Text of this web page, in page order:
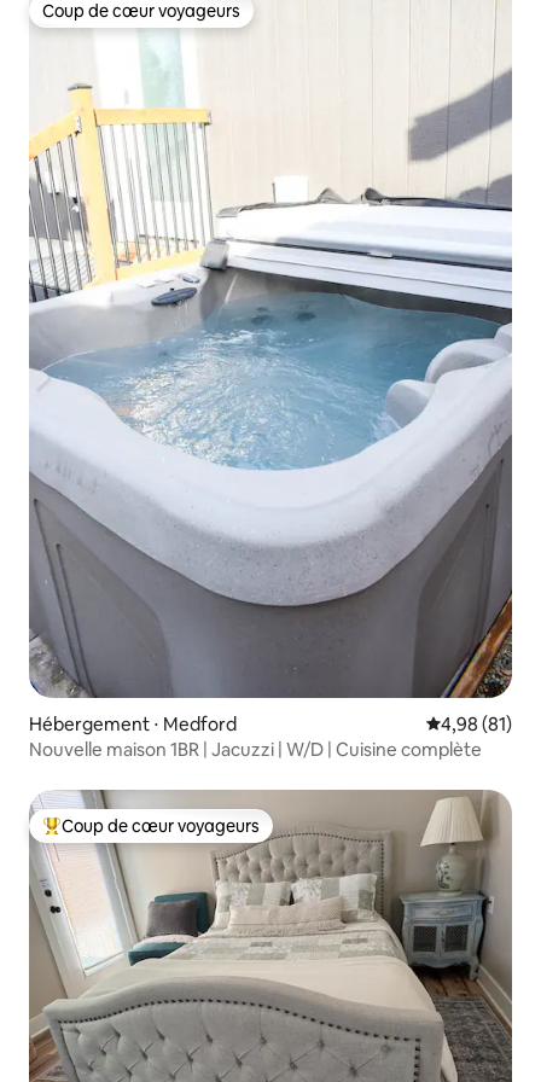
Coup de cœur voyageurs
Coup de cœur voyageurs
Hébergement ⋅ Medford Évaluation
4,98 (81)
Nouvelle maison 1BR | Jacuzzi | W/D | Cuisine complète
Coups de cœur voyageurs les plus appréciés
Coup de cœur voyageurs